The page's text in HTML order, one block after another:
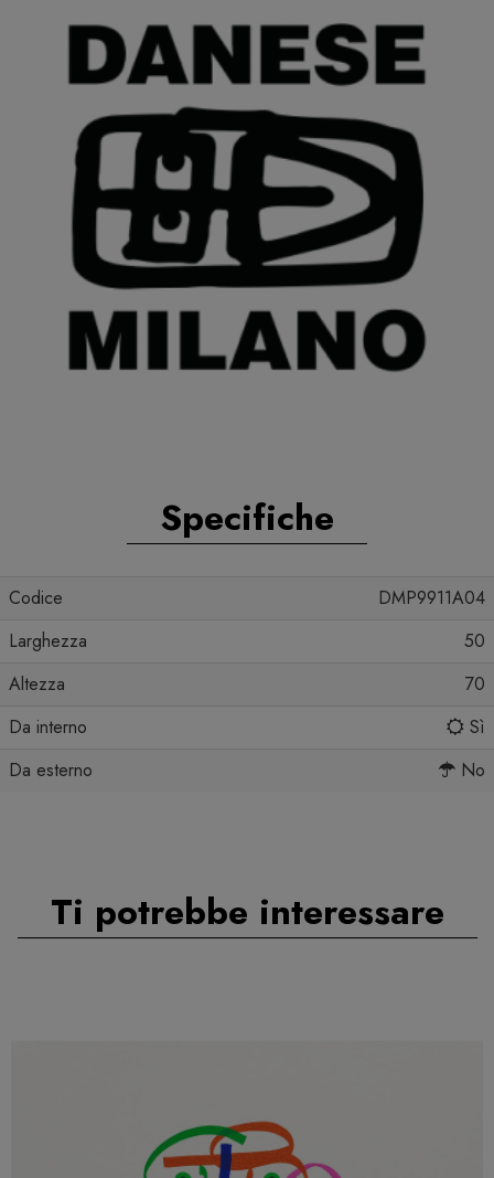
Specifiche
Codice
DMP9911A04
Larghezza
50
Altezza
70
Da interno
Sì
Da esterno
No
Ti potrebbe interessare